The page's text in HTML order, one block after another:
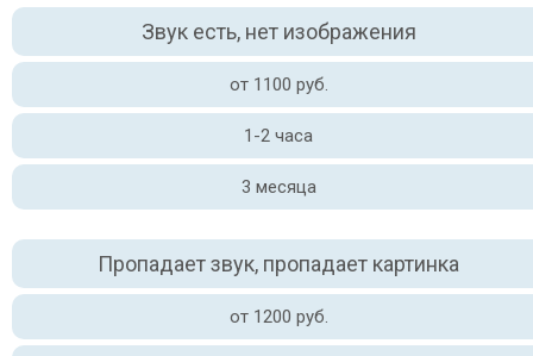
Звук есть, нет изображения
от 1100 руб.
1-2 часа
3 месяца
Пропадает звук, пропадает картинка
от 1200 руб.